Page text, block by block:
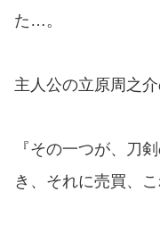
た…。
主人公の立原周之
『その一つが、刀
き、それに売買、